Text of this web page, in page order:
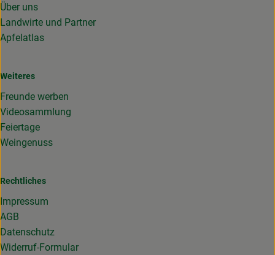
Über uns
Landwirte und Partner
Apfelatlas
Weiteres
Freunde werben
Videosammlung
Feiertage
Weingenuss
Rechtliches
Impressum
AGB
Datenschutz
Widerruf-Formular